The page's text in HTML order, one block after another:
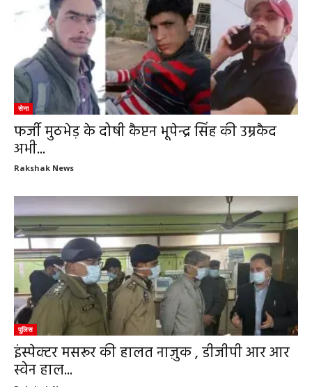
सेना
फर्जी मुठभेड़ के दोषी कैप्टन भूपेन्द्र सिंह की उम्रकैद
अभी...
Rakshak News
पुलिस
इंस्पेक्टर मसरूर की हालत नाज़ुक , डीजीपी आर आर
स्वेन हाल...